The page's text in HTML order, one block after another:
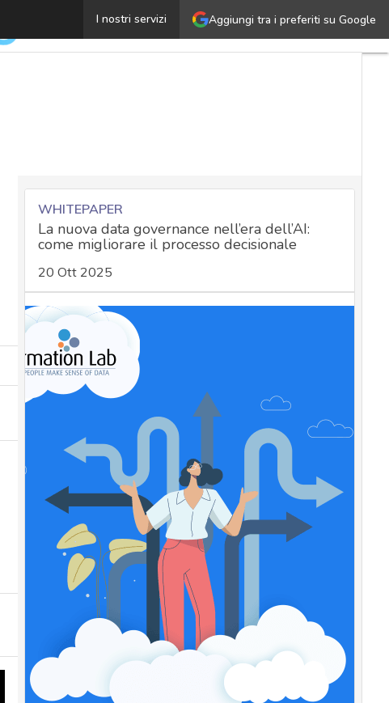
Aggiungi tra i preferiti su Google
I nostri servizi
ChatGPT e termini di servizio: attenti a privacy e dati.
WHITEPAPER
La nuova data governance nell’era dell’AI:
come migliorare il processo decisionale
20 Ott 2025